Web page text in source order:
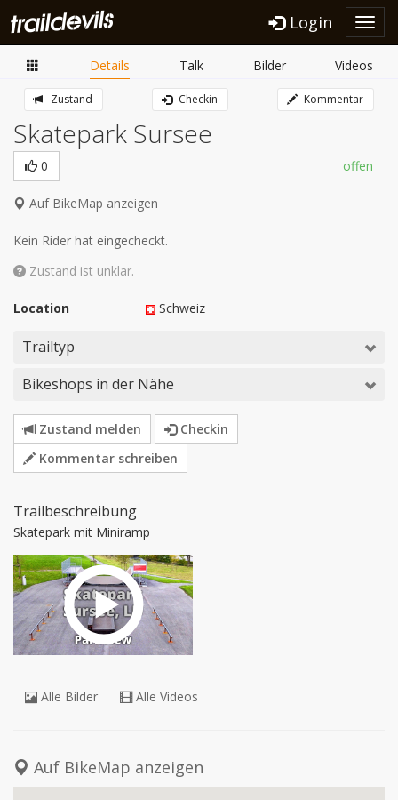
Login
Details Talk Bilder Videos
Zustand Checkin Kommentar
Skatepark Sursee
0 offen
Auf BikeMap anzeigen
Kein Rider hat eingecheckt.
Zustand ist unklar.
Location Schweiz
Trailtyp
Bikeshops in der Nähe
Zustand melden
Checkin
Kommentar schreiben
Trailbeschreibung
Skatepark mit Miniramp
Alle Bilder Alle Videos
Auf BikeMap anzeigen